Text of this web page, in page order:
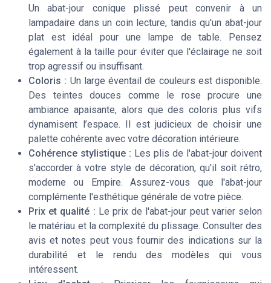
Un abat-jour conique plissé peut convenir à un
lampadaire dans un coin lecture, tandis qu'un abat-jour
plat est idéal pour une lampe de table. Pensez
également à la taille pour éviter que l'éclairage ne soit
trop agressif ou insuffisant.
Coloris : Un large éventail de couleurs est disponible.
Des teintes douces comme le rose procure une
ambiance apaisante, alors que des coloris plus vifs
dynamisent l’espace. Il est judicieux de choisir une
palette cohérente avec votre décoration intérieure.
Cohérence stylistique : Les plis de l'abat-jour doivent
s'accorder à votre style de décoration, qu'il soit rétro,
moderne ou Empire. Assurez-vous que l'abat-jour
complémente l'esthétique générale de votre pièce.
Prix et qualité : Le prix de l'abat-jour peut varier selon
le matériau et la complexité du plissage. Consulter des
avis et notes peut vous fournir des indications sur la
durabilité et le rendu des modèles qui vous
intéressent.